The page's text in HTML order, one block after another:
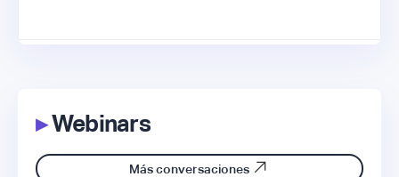
▸Webinars
Más conversaciones